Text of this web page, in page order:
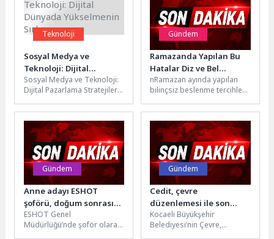
Teknoloji
Sosyal Medya ve
Teknoloji: Dijital
Dünyada Yükselmenin
Sırları
Sosyal Medya ve Teknoloji:
Dijital Pazarlama Stratejileri
teknolojinin hızla geliştiği
günümüzde, dijital...
Gündem
Ramazanda Yapılan Bu
Hatalar Diz ve Bel
Ağrısını Artırıyor !
nRamazan ayında yapılan
bilinçsiz beslenme tercihleri,
omurga sağlığını da tehdit...
Gündem
Anne adayı ESHOT
şoförü, doğum sonrası
direksiyona dönmek için
gün sayıyor
ESHOT Genel
Müdürlüğü’nde şoför olarak
Gündem
Cedit, çevre
düzenlemesi ile son
şeklini alıyor
Kocaeli Büyükşehir
Belediyesi’nin Çevre,